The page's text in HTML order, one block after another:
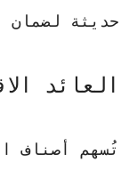
حديثة لضمان
العائد
تُسهم أصناف